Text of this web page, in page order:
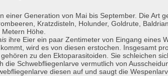
einer Generation von Mai bis September. Die Art
Kratzdisteln, Holunder, Goldrute,
Höhe.
ihre Eier ein paar Zentimeter von Eingang eines
wird es von diesen erstochen. Insgesamt
zu den Ektoparasitoiden. Sie schleichen
Schwebfliegenlarve vermutlich von
diesen auf und saugt die